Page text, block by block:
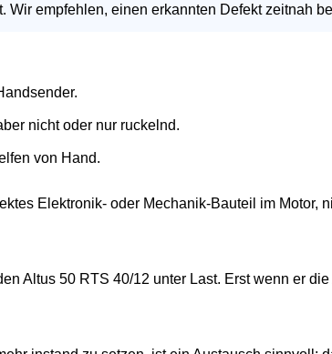
empfehlen, einen erkannten Defekt zeitnah
nicht oder nur ruckelnd.
von Hand.
Elektronik- oder Mechanik-Bauteil im
Altus 50 RTS 40/12 unter Last. Erst wenn er